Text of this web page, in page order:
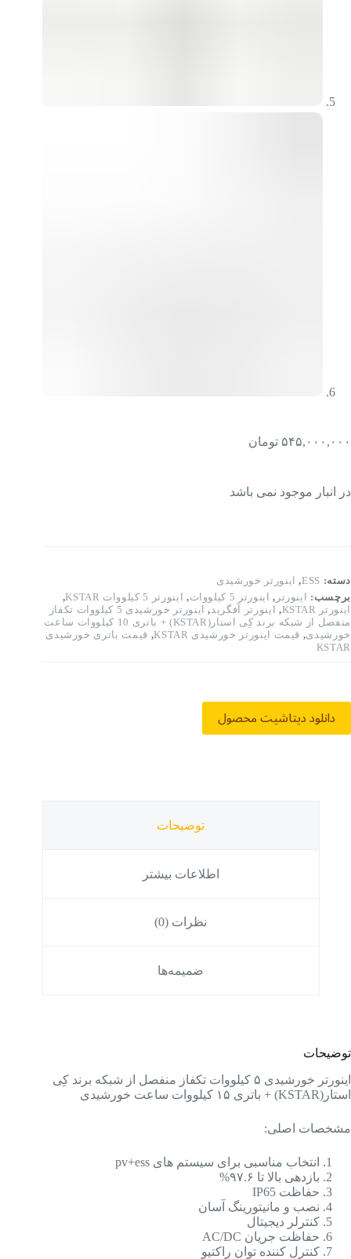
۵۴۵,۰۰۰,۰۰۰ تومان
در انبار موجود نمی باشد
دسته: ESS
, اینورتر خورشیدی
برچسب:
اینورتر , اینورتر 5 کیلووات , اینورتر 5 کیلووات KSTAR
,
اینورتر KSTAR
, اینورتر آفگرید,
اینورتر خورشیدی 5 کیلووات تکفاز
منفصل از شبکه برند کِی استار(KSTAR) + باتری 10 کیلووات ساعت
خورشیدی, قیمت اینورتر خورشیدی KSTAR , قیمت باتری خورشیدی
KSTAR
دانلود دیتاشیت محصول
توضیحات
اطلاعات بیشتر
نظرات (0)
ضمیمه‌ها
توضیحات
اینورتر خورشیدی ۵ کیلووات تکفاز منفصل از شبکه برند کِی
استار(KSTAR) + باتری ۱۵ کیلووات ساعت خورشیدی
مشخصات اصلی:
انتخاب مناسبی برای سیستم های pv+ess
بازدهی بالا تا ۹۷.۶%
حفاظت IP65
نصب و مانیتورینگ آسان
کنترلر دیجیتال
حفاظت جریان AC/DC
کنترل کننده توان راکتیو